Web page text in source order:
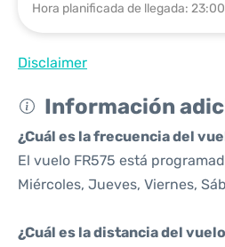
Hora planificada de llegada: 23:00
Disclaimer
Información
¿Cuál es la frecuencia del
El vuelo FR575 está
Miércoles, Jueves, Viernes,
¿Cuál es la distancia del